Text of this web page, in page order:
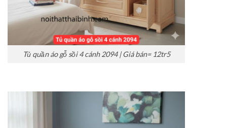
Tủ quần áo gỗ sồi 4 cánh 2094 | Giá bán= 12tr5